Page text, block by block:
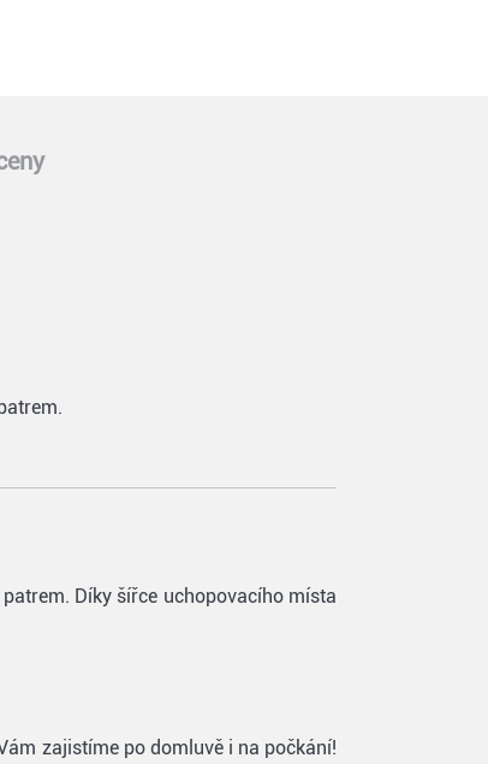
Díky šířce uchopovacího místa
zajistíme po domluvě i na počkání!